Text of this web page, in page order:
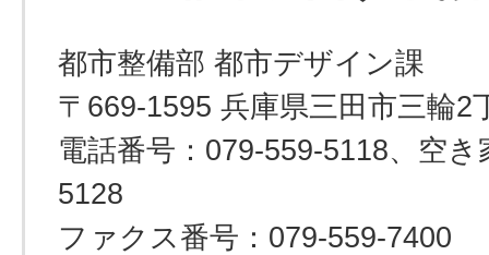
都市整備部 都市デザイン課
〒669-1595 兵庫県三田市三輪2
電話番号：079-559-5118、空
5128
ファクス番号：079-559-7400